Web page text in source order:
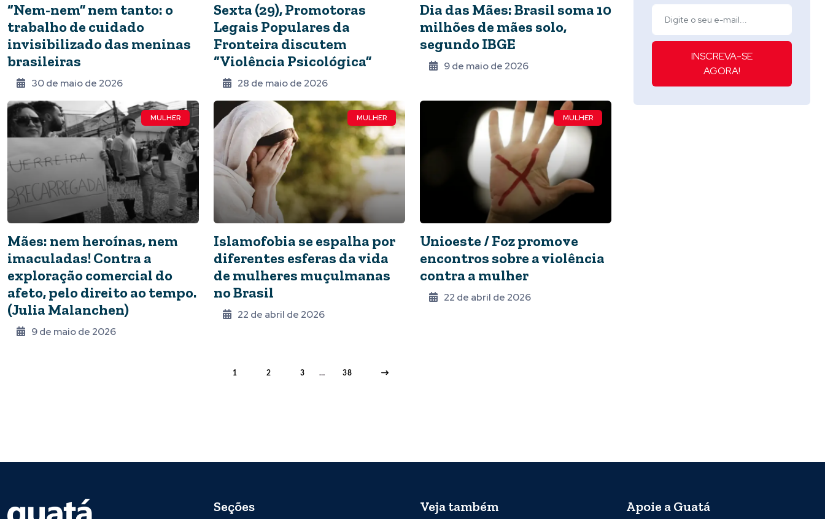
“Nem-nem” nem tanto: o
trabalho de cuidado
invisibilizado das meninas
brasileiras
30 de maio de 2026
Sexta (29), Promotoras
Legais Populares da
Fronteira discutem
“Violência Psicológica”
28 de maio de 2026
Dia das Mães: Brasil soma 10
milhões de mães solo,
segundo IBGE
9 de maio de 2026
MULHER
Mães: nem heroínas, nem
imaculadas! Contra a
exploração comercial do
afeto, pelo direito ao tempo.
(Julia Malanchen)
9 de maio de 2026
MULHER
Islamofobia se espalha por
diferentes esferas da vida
de mulheres muçulmanas
no Brasil
22 de abril de 2026
MULHER
Unioeste / Foz promove
encontros sobre a violência
contra a mulher
22 de abril de 2026
1 2 3 … 38
INSCREVA-SE
AGORA!
Seções Veja também Apoie a Guatá